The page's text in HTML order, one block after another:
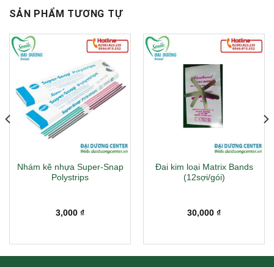
SẢN PHẨM TƯƠNG TỰ
Nhám kẽ nhựa Super-Snap
Polystrips
3,000 ₫
Đai kim loại Matrix Bands
(12sợi/gói)
30,000 ₫